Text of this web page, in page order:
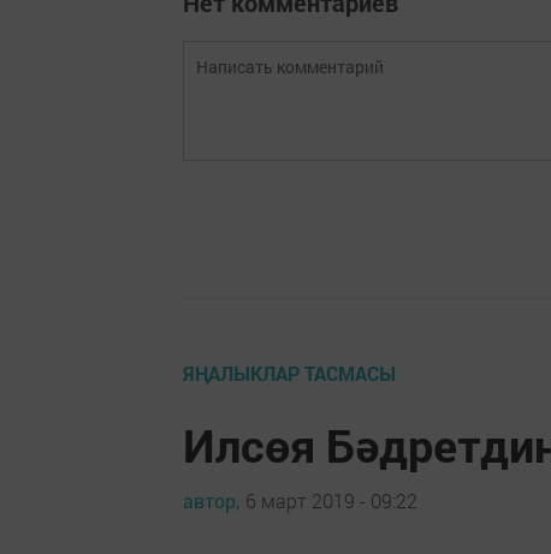
ЯҢАЛЫКЛАР ТАСМАСЫ
Илсөя
автор, 6 март 2019 - 09:22